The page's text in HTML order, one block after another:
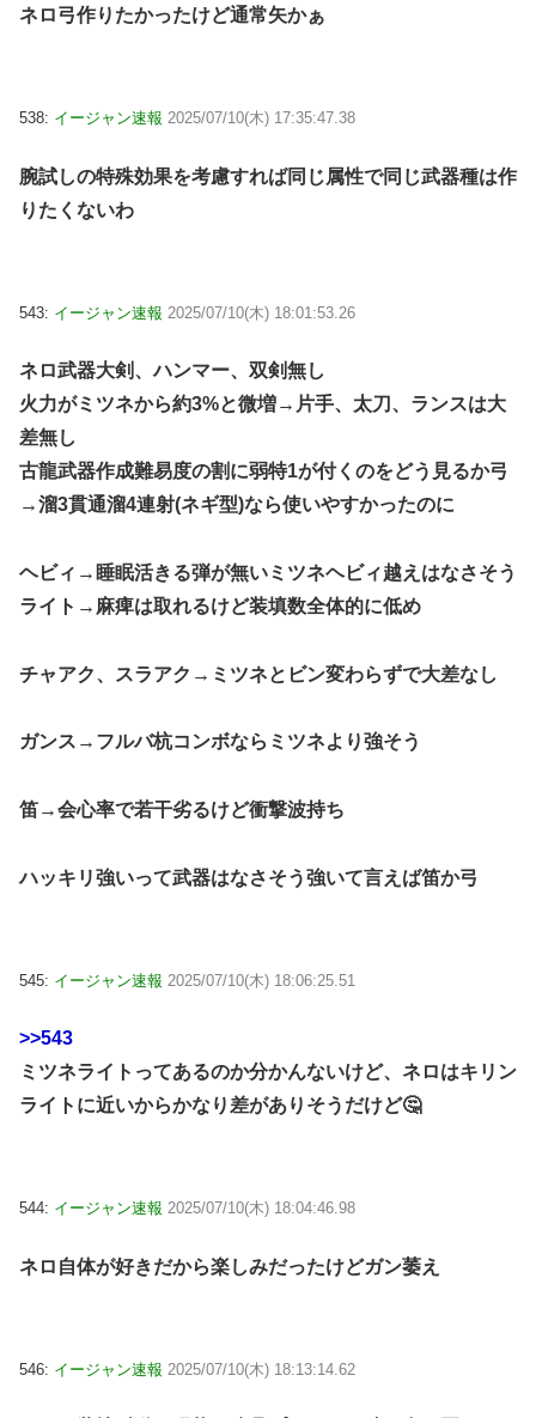
ネロ弓作りたかったけど通常矢かぁ
538: イージャン速報 2025/07/10(木) 17:35:47.38
腕試しの特殊効果を考慮すれば同じ属性で同じ武器種は作
りたくないわ
543: イージャン速報 2025/07/10(木) 18:01:53.26
ネロ武器大剣、ハンマー、双剣無し
火力がミツネから約3%と微増→片手、太刀、ランスは大
差無し
古龍武器作成難易度の割に弱特1が付くのをどう見るか弓
→溜3貫通溜4連射(ネギ型)なら使いやすかったのに
ヘビィ→睡眠活きる弾が無いミツネヘビィ越えはなさそう
ライト→麻痺は取れるけど装填数全体的に低め
チャアク、スラアク→ミツネとビン変わらずで大差なし
ガンス→フルバ杭コンボならミツネより強そう
笛→会心率で若干劣るけど衝撃波持ち
ハッキリ強いって武器はなさそう強いて言えば笛か弓
545: イージャン速報 2025/07/10(木) 18:06:25.51
>>543
ミツネライトってあるのか分かんないけど、ネロはキリン
ライトに近いからかなり差がありそうだけど🤔
544: イージャン速報 2025/07/10(木) 18:04:46.98
ネロ自体が好きだから楽しみだったけどガン萎え
546: イージャン速報 2025/07/10(木) 18:13:14.62